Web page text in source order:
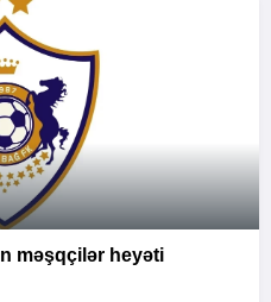
məşqçilər heyəti